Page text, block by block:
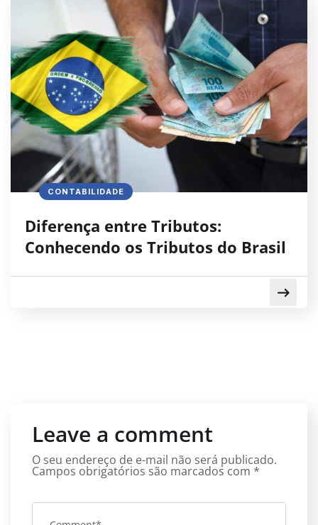
CONTABILIDADE
Diferença entre Tributos:
Conhecendo os Tributos do Brasil
Leave a comment
O seu endereço de e-mail não será publicado.
Campos obrigatórios são marcados com *